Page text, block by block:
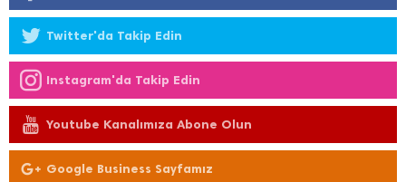
Twitter'da Takip Edin
Instagram'da Takip Edin
Youtube Kanalımıza Abone Olun
Google Business Sayfamız